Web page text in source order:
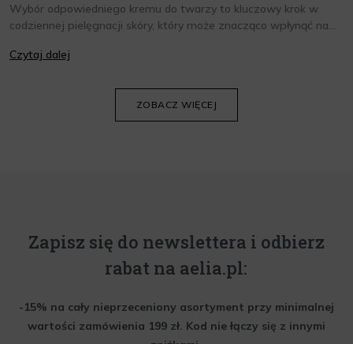
Wybór odpowiedniego kremu do twarzy to kluczowy krok w
codziennej pielęgnacji skóry, który może znacząco wpłynąć na
oraz wiedzieć, jak dopasować je do potrzeb własnej skóry.
Czytaj dalej
ZOBACZ WIĘCEJ
Zapisz się do newslettera i odbierz
rabat na aelia.pl:
-15% na cały nieprzeceniony asortyment przy minimalnej
wartości zamówienia 199 zł. Kod nie łączy się z innymi